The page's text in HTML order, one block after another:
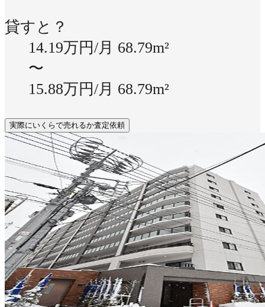
貸すと？
14.19万円/月 68.79m²
〜
15.88万円/月 68.79m²
実際にいくらで売れるか査定依頼